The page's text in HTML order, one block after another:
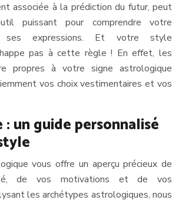
associée à la prédiction du futur, peut
puissant pour comprendre votre
ses expressions. Et votre style
pas à cette règle ! En effet, les
propres à votre signe astrologique
vos choix vestimentaires et vos
: un guide personnalisé
vous offre un aperçu précieux de
de vos motivations et de vos
les archétypes astrologiques, nous